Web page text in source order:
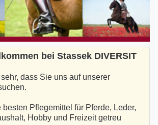
bei Stassek DIVERSIT
dass Sie uns auf unserer
besten Pflegemittel für Pferde, Leder,
Hobby und Freizeit getreu